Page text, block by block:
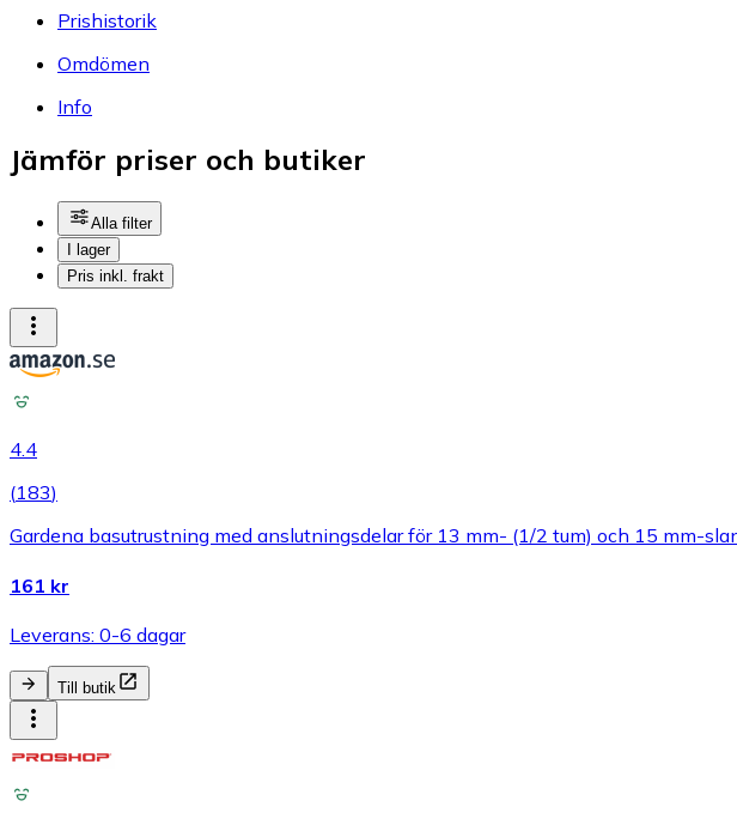
Prishistorik
Omdömen
Info
Jämför priser och butiker
Alla filter
I lager
Pris inkl. frakt
4.4
(183)
Gardena basutrustning med anslutningsdelar för 13 mm- (1/2 tum) och 15 mm-
161 kr
Leverans: 0-6 dagar
Till butik